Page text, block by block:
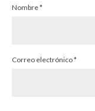
Nombre*
Correo electrónico*